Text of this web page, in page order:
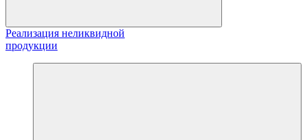
Реализация неликвидной
продукции